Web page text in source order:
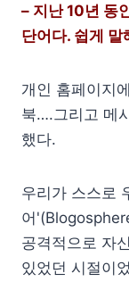
– 지난 10년 동
단어다. 쉽게 말
개인 홈페이지
북….그리고 메
했다.
우리가 스스로
어
공격적으로 자
있었던 시절이